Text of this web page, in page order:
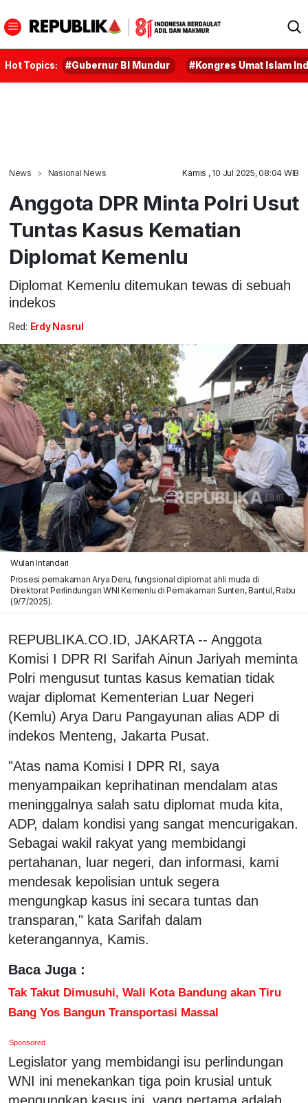
Hot Topics: #Gubernur BI Mundur #Kongres Umat Islam
News Nasional News Kamis , 10 Jul 2025, 08:04 WIB
Anggota DPR Minta Polri Usut
Tuntas Kasus Kematian
Diplomat Kemenlu
Diplomat Kemenlu ditemukan tewas di sebuah
indekos
Red: Erdy Nasrul
Wulan Intandari
Prosesi pemakaman Arya Deru, fungsional diplomat ahli muda di
Direktorat Perlindungan WNI Kemenlu di Pemakaman Sunten, Bantul, Rabu
(9/7/2025).
REPUBLIKA.CO.ID, JAKARTA -- Anggota
Komisi I DPR RI Sarifah Ainun Jariyah meminta
Polri mengusut tuntas kasus kematian tidak
wajar diplomat Kementerian Luar Negeri
(Kemlu) Arya Daru Pangayunan alias ADP di
indekos Menteng, Jakarta Pusat.
"Atas nama Komisi I DPR RI, saya
menyampaikan keprihatinan mendalam atas
meninggalnya salah satu diplomat muda kita,
ADP, dalam kondisi yang sangat mencurigakan.
Sebagai wakil rakyat yang membidangi
pertahanan, luar negeri, dan informasi, kami
mendesak kepolisian untuk segera
mengungkap kasus ini secara tuntas dan
transparan," kata Sarifah dalam
keterangannya, Kamis.
Baca Juga :
Tak Takut Dimusuhi, Wali Kota Bandung akan Tiru
Bang Yos Bangun Transportasi Massal
Sponsored
Legislator yang membidangi isu perlindungan
WNI ini menekankan tiga poin krusial untuk